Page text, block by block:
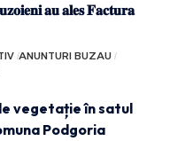
𝐚𝐮 𝐚𝐥𝐞𝐬 𝐅𝐚𝐜𝐭𝐮𝐫𝐚
ANUNTURI BUZAU
vegetație în satul
Podgoria